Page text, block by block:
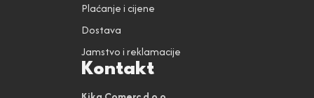
Plaćanje i cijene
Dostava
Jamstvo i reklamacije
Kontakt